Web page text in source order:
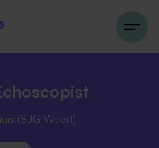
(SJG Weert)